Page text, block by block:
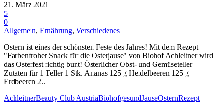
21. März 2021
5
0
Allgemein, Ernährung, Verschiedenes
Ostern ist eines der schönsten Feste des Jahres! Mit dem Rezept
"Farbenfroher Snack für die Osterjause" von Biohof Achleitner wird
das Osterfest richtig bunt! Österlicher Obst- und Gemüseteller
Zutaten für 1 Teller 1 Stk. Ananas 125 g Heidelbeeren 125 g
Erdbeeren 2...
AchleitnerBeauty Club AustriaBiohofgesundJauseOsternRezept